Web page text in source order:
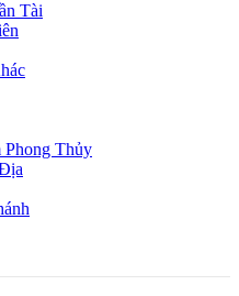
Tài
Phong Thủy